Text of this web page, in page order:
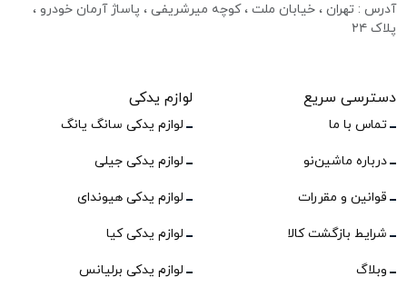
آدرس : تهران ، خیابان ملت ، کوچه میرشریفی ، پاساژ آرمان خودرو ،
پلاک ۲۴
دسترسی سریع
تماس با ما
درباره ماشین‌نو
قوانین و مقررات
شرایط بازگشت کالا
وبلاگ
لوازم یدکی
لوازم یدکی سانگ یانگ
لوازم یدکی جیلی
لوازم یدکی هیوندای
لوازم یدکی کیا
لوازم یدکی برلیانس